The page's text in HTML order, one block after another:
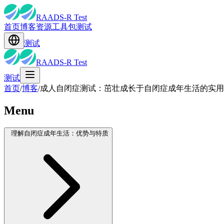
RAADS-R Test
首页博客资源工具包测试
测试
RAADS-R Test
测试
首页/博客/成人自闭症测试：茁壮成长于自闭症成年生活的实
Menu
理解自闭症成年生活：优势与特质